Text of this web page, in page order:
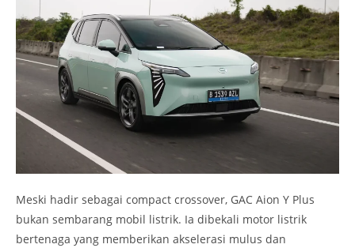
Meski hadir sebagai compact crossover, GAC Aion Y Plus
bukan sembarang mobil listrik. Ia dibekali motor listrik
bertenaga yang memberikan akselerasi mulus dan